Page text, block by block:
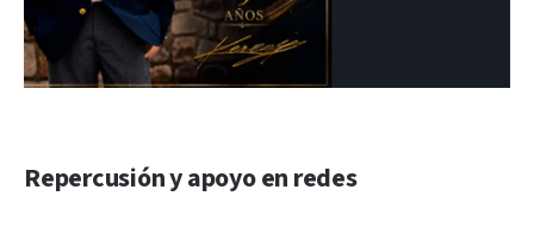
Repercusión y apoyo en redes